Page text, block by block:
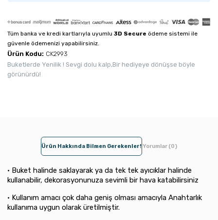
Tüm banka ve kredi kartlarıyla uyumlu 3D Secure ödeme sistemi ile
güvenle ödemenizi yapabilirsiniz.
Ürün Kodu: CK2993
Buketlerde Yenilik ! Sevgi dolu kalp,Bir hediyeye dönüşse böyle
görünürdü!
Ürün Hakkında Bilmen Gerekenler! Yorumlar (0)
• Buket halinde saklayarak ya da tek tek ayıcıklar halinde
kullanabilir, dekorasyonunuza sevimli bir hava katabilirsiniz
• Kullanım amacı çok daha geniş olması amacıyla Anahtarlık
kullanıma uygun olarak üretilmiştir.